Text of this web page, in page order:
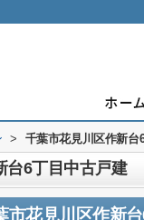
> 千葉市花見川区作新台
台6丁目中古戸建